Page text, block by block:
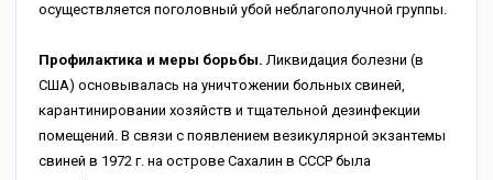
осуществляется поголовный убой неблагополучной группы.
Профилактика и меры борьбы. Ликвидация болезни (в
США) основывалась на уничтожении больных свиней,
карантинировании хозяйств и тщательной дезинфекции
помещений. В связи с появлением везикулярной экзантемы
свиней в 1972 г. на острове Сахалин в СССР была